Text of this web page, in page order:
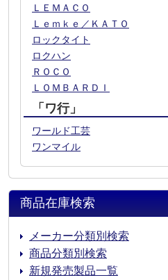
ＬＥＭＡＣＯ
Ｌｅｍｋｅ／ＫＡＴＯ
ロックタイト
ロクハン
ＲＯＣＯ
ＬＯＭＢＡＲＤＩ
「ワ行」
ワールド工芸
ワンマイル
商品在庫検索
メーカー分類別検索
商品分類別検索
新規発売製品一覧